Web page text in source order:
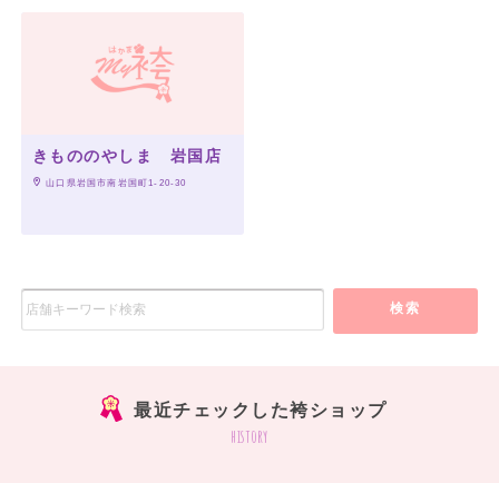
きもののやしま 岩国店
山口県岩国市南岩国町1-20-30
検索
最近チェックした袴ショップ
history